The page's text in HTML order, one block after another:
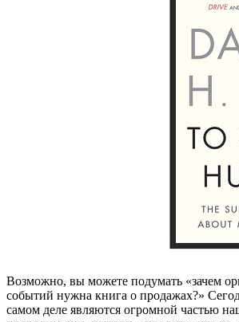
Возможно, вы можете подумать «зачем
событий нужна книга о продажах?»
самом деле являются огромной частью